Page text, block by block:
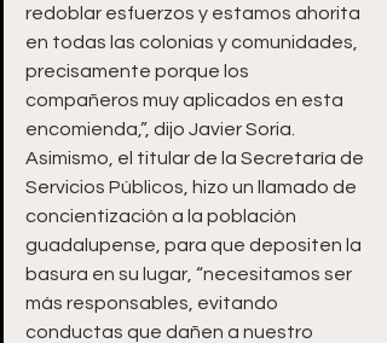
redoblar esfuerzos y estamos ahorita
en todas las colonias y comunidades,
precisamente porque los
compañeros muy aplicados en esta
encomienda,”, dijo Javier Soria.
Asimismo, el titular de la Secretaría de
Servicios Públicos, hizo un llamado de
concientización a la población
guadalupense, para que depositen la
basura en su lugar, “necesitamos ser
más responsables, evitando
conductas que dañen a nuestro